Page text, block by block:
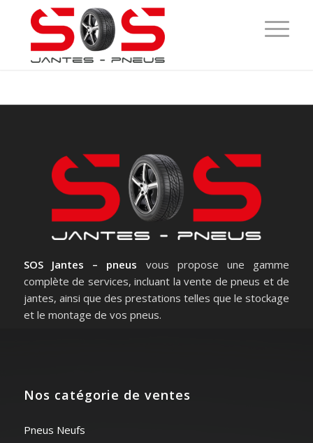
SOS Jantes – pneus vous propose une gamme
complète de services, incluant la vente de pneus et de
jantes, ainsi que des prestations telles que le stockage
et le montage de vos pneus.
Nos catégorie de ventes
Pneus Neufs